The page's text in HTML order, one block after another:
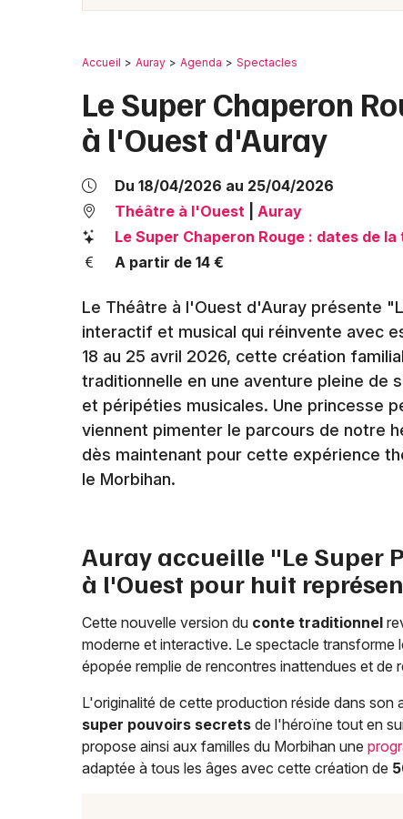
Accueil Auray Agenda Spectacles
Le Super Chaperon
à l'Ouest d'Auray
Du 18/04/2026 au 25/04/2026
Théâtre à l'Ouest
Auray
Le Super Chaperon Rouge : dates de
A partir de 14 €
Le Théâtre à l'Ouest d'Auray présente
interactif et musical qui réinvente avec
18 au 25 avril 2026, cette création
traditionnelle en une aventure pleine de
et péripéties musicales. Une princesse
viennent pimenter le parcours de notre
dès maintenant pour cette expérience
le Morbihan.
Auray accueille "Le Super
à l'Ouest pour huit
Cette nouvelle version du conte traditionnel
moderne et interactive. Le spectacle transforme
épopée remplie de rencontres inattendues et de
L'originalité de cette production réside dans
super pouvoirs secrets de l'héroïne tout en
propose ainsi aux familles du Morbihan une
adaptée à tous les âges avec cette création de